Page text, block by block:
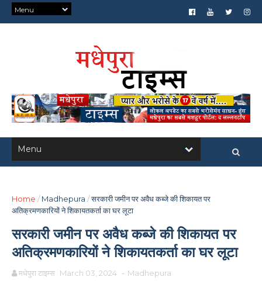
Home / Madhepura /सरकारी जमीन पर अवैध कब्जे की शिकायत पर
अतिक्रमणकारियों ने शिकायतकर्ता का घर लूटा
सरकारी जमीन पर अवैध कब्जे की शिकायत पर
अतिक्रमणकारियों ने शिकायतकर्ता का घर लूटा
मधेपुरा टाइम्स March 03, 2024 - Madhepura